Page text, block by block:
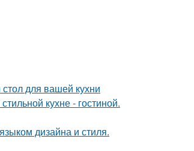
для вашей кухни
кухне - гостиной.
дизайна и стиля.